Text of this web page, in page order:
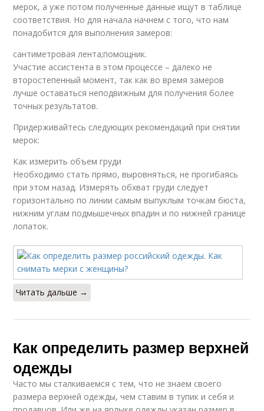
мерок, а уже потом полученные данные ищут в таблице
соответствия. Но для начала начнем с того, что нам
понадобится для выполнения замеров:
сантиметровая лента;помощник.
Участие ассистента в этом процессе – далеко не
второстепенный момент, так как во время замеров
лучше оставаться неподвижным для получения более
точных результатов.
Придерживайтесь следующих рекомендаций при снятии
мерок:
Как измерить объем груди
Необходимо стать прямо, выровняться, не прогибаясь
при этом назад. Измерять обхват груди следует
горизонтально по линии самым выпуклым точкам бюста,
нижним углам подмышечных впадин и по нижней границе
лопаток.
Читать дальше →
Как определить размер верхней
одежды
Часто мы сталкиваемся с тем, что не знаем своего
размера верхней одежды, чем ставим в тупик и себя и